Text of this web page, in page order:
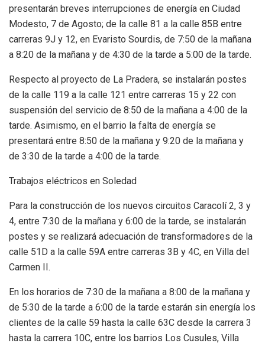
presentarán breves interrupciones de energía en Ciudad
Modesto, 7 de Agosto; de la calle 81 a la calle 85B entre
carreras 9J y 12, en Evaristo Sourdis, de 7:50 de la mañana
a 8:20 de la mañana y de 4:30 de la tarde a 5:00 de la tarde.
Respecto al proyecto de La Pradera, se instalarán postes
de la calle 119 a la calle 121 entre carreras 15 y 22 con
suspensión del servicio de 8:50 de la mañana a 4:00 de la
tarde. Asimismo, en el barrio la falta de energía se
presentará entre 8:50 de la mañana y 9:20 de la mañana y
de 3:30 de la tarde a 4:00 de la tarde.
Trabajos eléctricos en Soledad
Para la construcción de los nuevos circuitos Caracolí 2, 3 y
4, entre 7:30 de la mañana y 6:00 de la tarde, se instalarán
postes y se realizará adecuación de transformadores de la
calle 51D a la calle 59A entre carreras 3B y 4C, en Villa del
Carmen II.
En los horarios de 7:30 de la mañana a 8:00 de la mañana y
de 5:30 de la tarde a 6:00 de la tarde estarán sin energía los
clientes de la calle 59 hasta la calle 63C desde la carrera 3
hasta la carrera 10C, entre los barrios Los Cusules, Villa